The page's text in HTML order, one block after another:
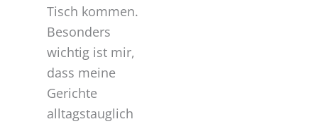
Tisch kommen.
Besonders
wichtig ist mir,
dass meine
Gerichte
alltagstauglich